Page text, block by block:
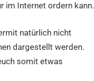
im Internet ordern kann.
natürlich nicht
dargestellt werden.
somit etwas